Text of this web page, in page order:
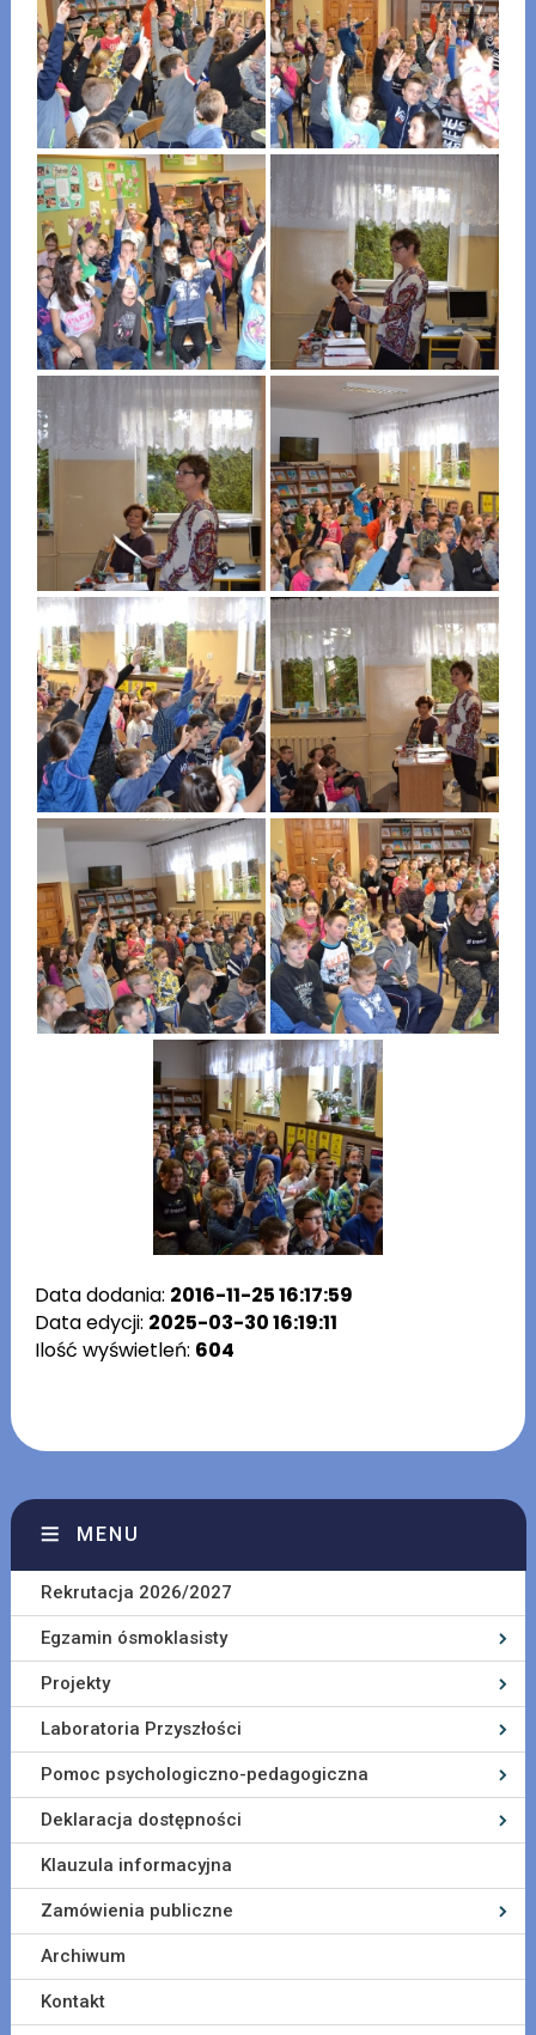
Data dodania: 2016-11-25 16:17:59
Data edycji: 2025-03-30 16:19:11
Ilość wyświetleń: 604
MENU
Rekrutacja 2026/2027
Egzamin ósmoklasisty
Projekty
Laboratoria Przyszłości
Pomoc psychologiczno-pedagogiczna
Deklaracja dostępności
Klauzula informacyjna
Zamówienia publiczne
Archiwum
Kontakt